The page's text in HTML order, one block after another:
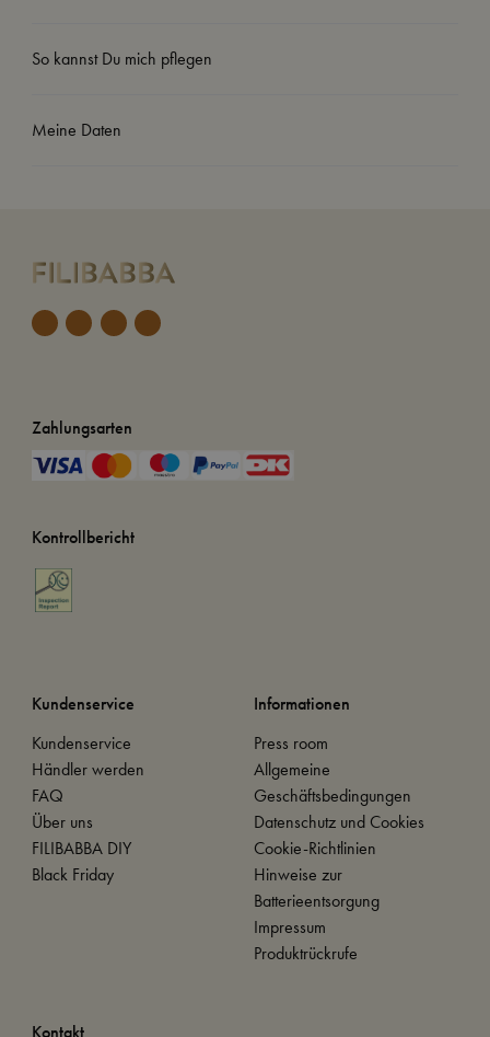
So kannst Du mich pflegen
Meine Daten
Zahlungsarten
Kontrollbericht
Kundenservice
Kundenservice
Händler werden
FAQ
Über uns
FILIBABBA DIY
Black Friday
Informationen
Press room
Allgemeine
Geschäftsbedingungen
Datenschutz und Cookies
Cookie-Richtlinien
Hinweise zur
Batterieentsorgung
Impressum
Produktrückrufe